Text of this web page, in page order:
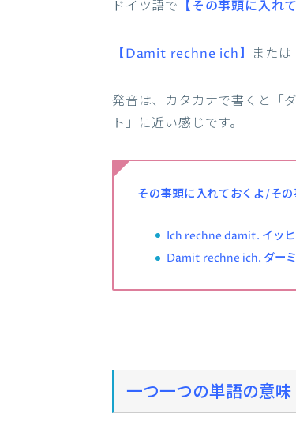
ドイツ語で 【その事頭に入れ
【Damit rechne ich】 または
発音は、カタカナで書くと「
ト」に近い感じです。
その事頭に入れておくよ/そ
Ich rechne damit. イッヒ
Damit rechne ich. ダー
一つ一つの単語の意味